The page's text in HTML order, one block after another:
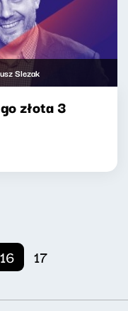
Slezak
złota 3
16 17